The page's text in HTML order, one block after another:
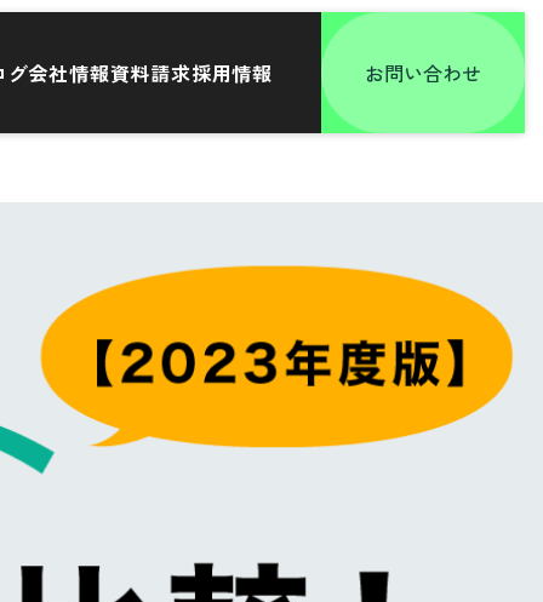
グ会社情報資料請求採用情報 お問い合わせ